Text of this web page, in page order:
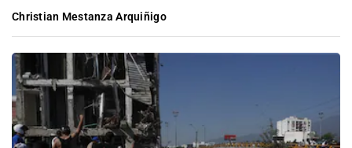
Christian Mestanza Arquiñigo